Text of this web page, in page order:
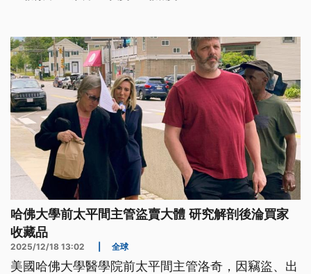
哈佛大學前太平間主管盜賣大體 研究解剖後淪買家
收藏品
2025/12/18 13:02 全球
美國哈佛大學醫學院前太平間主管洛奇，因竊盜、出